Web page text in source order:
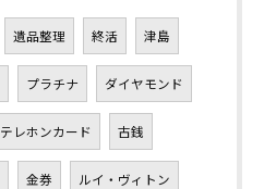
遺品整理 終活 津島
プラチナ ダイヤモンド
テレホンカード 古銭
金券 ルイ・ヴィトン